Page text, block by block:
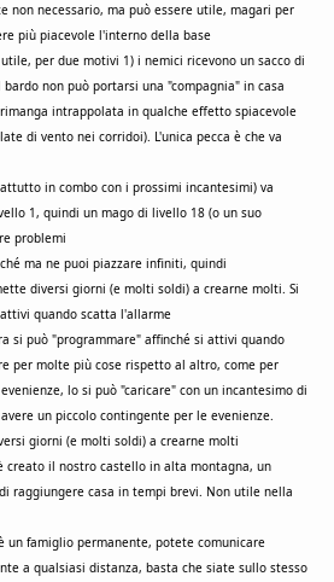
non necessario, ma può essere utile, magari per
più piacevole l'interno della base
per due motivi 1) i nemici ricevono un sacco di
non può portarsi una "compagnia" in casa
intrappolata in qualche effetto spiacevole
di vento nei corridoi). L'unica pecca è che va
in combo con i prossimi incantesimi) va
1, quindi un mago di livello 18 (o un suo
problemi
ma ne puoi piazzare infiniti, quindi
diversi giorni (e molti soldi) a crearne molti. Si
quando scatta l'allarme
si può "programmare" affinché si attivi quando
per molte più cose rispetto al altro, come per
lo si può "caricare" con un incantesimo di
un piccolo contingente per le evenienze.
giorni (e molti soldi) a crearne molti
creato il nostro castello in alta montagna, un
raggiungere casa in tempi brevi. Non utile nella
un famiglio permanente, potete comunicare
a qualsiasi distanza, basta che siate sullo stesso